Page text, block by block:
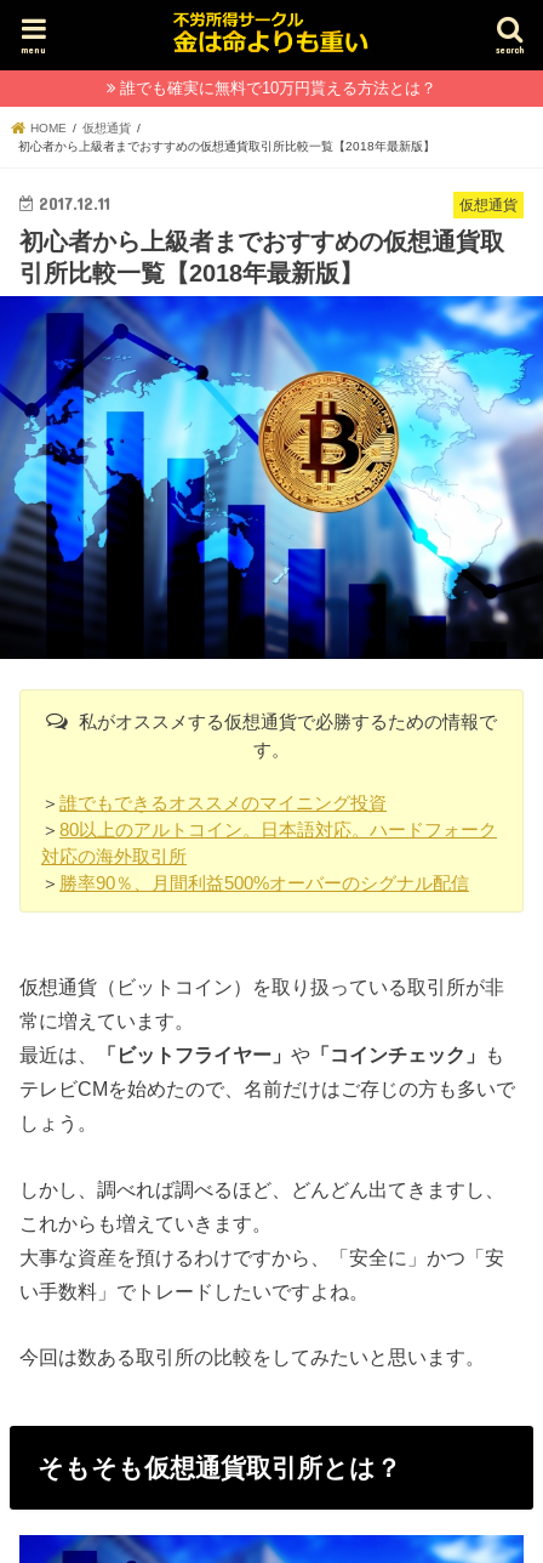
search
menu
誰でも確実に無料で10万円貰える方法とは？
HOME
仮想通貨
初心者から上級者までおすすめの仮想通貨取引所比較一覧【2018年最新版】
仮想通貨
2017.12.11
初心者から上級者までおすすめの仮想通貨取
引所比較一覧【2018年最新版】
私がオススメする仮想通貨で必勝するための情報で
す。
＞誰でもできるオススメのマイニング投資
＞80以上のアルトコイン。日本語対応。ハードフォーク
対応の海外取引所
＞ 勝率90％、月間利益500%オーバーのシグナル配信
仮想通貨（ビットコイン）を取り扱っている取引所が非
常に増えています。
最近は、
「ビットフライヤー」や 「コインチェック」
も
テレビCMを始めたので、名前だけはご存じの方も多いで
しょう。
しかし、調べれば調べるほど、どんどん出てきますし、
これからも増えていきます。
大事な資産を預けるわけですから、「安全に」かつ「安
い手数料」でトレードしたいですよね。
今回は数ある取引所の比較をしてみたいと思います。
そもそも仮想通貨取引所とは？